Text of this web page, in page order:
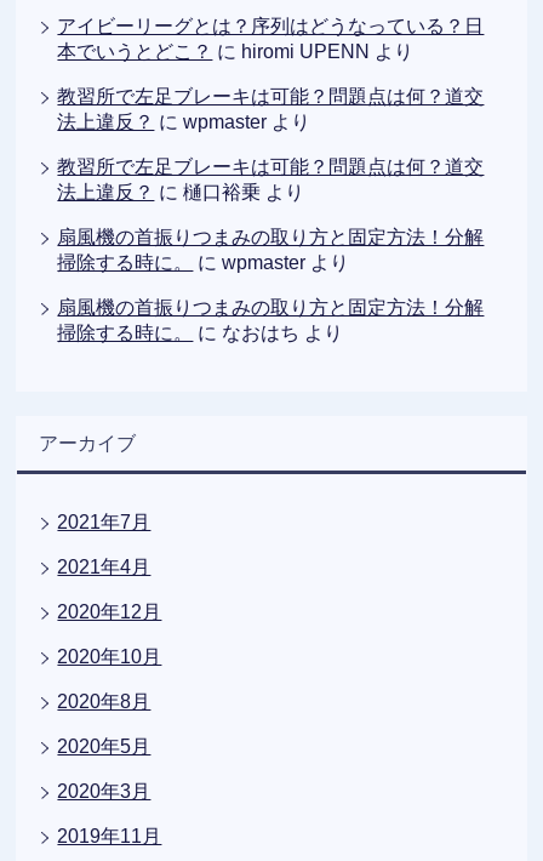
アイビーリーグとは？序列はどうなっている？日
本でいうとどこ？ に hiromi UPENN より
教習所で左足ブレーキは可能？問題点は何？道交
法上違反？ にwpmaster より
教習所で左足ブレーキは可能？問題点は何？道交
法上違反？ に樋口裕乗 より
扇風機の首振りつまみの取り方と固定方法！分解
掃除する時に。
にwpmaster より
扇風機の首振りつまみの取り方と固定方法！分解
掃除する時に。
に なおはち より
アーカイブ
2021年7月
2021年4月
2020年12月
2020年10月
2020年8月
2020年5月
2020年3月
2019年11月